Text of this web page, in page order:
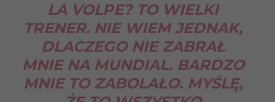
LA VOLPE? TO WIELKI
TRENER. NIE WIEM JEDNAK,
DLACZEGO NIE ZABRAŁ
MNIE NA MUNDIAL. BARDZO
MNIE TO ZABOLAŁO. MYŚLĘ,